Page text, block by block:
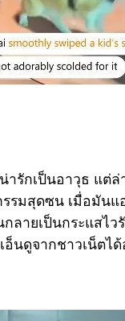
ารักเป็นอาวุธ แต่ล่
รมสุดซน เมื่อมัน
ลายเป็นกระแสไ
อ็นดูจากชาวเน็ตไ